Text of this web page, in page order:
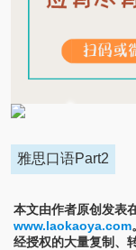
雅思口语Part2
本文由作者原创发表
www.laokaoya.com
经授权的大量复制、